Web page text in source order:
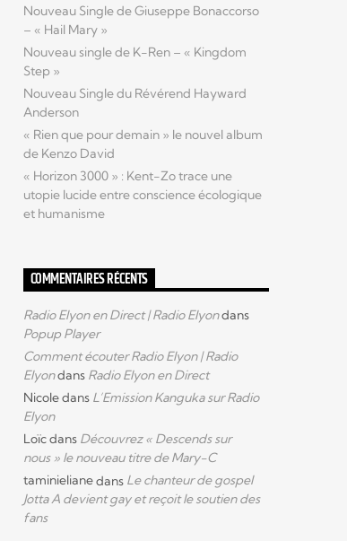
Nouveau Single de Giuseppe Bonaccorso
– « Hail Mary »
Nouveau single de K-Ren – « Kingdom
Step »
Nouveau Single du Révérend Hayward
Anderson
« Rien que pour demain » le nouvel album
de Kenzo David
« Horizon 3000 » : Kent-Zo trace une
utopie lucide entre conscience écologique
et humanisme
COMMENTAIRES RÉCENTS
Radio Elyon en Direct | Radio Elyondans
Popup Player
Comment écouter Radio Elyon | Radio
Elyondans Radio Elyon en Direct
Nicoledans L’Emission Kanguka sur Radio
Elyon
Loïcdans Découvrez « Descends sur
nous » le nouveau titre de Mary-C
taminielianedans Le chanteur de gospel
Jotta A devient gay et reçoit le soutien des
fans